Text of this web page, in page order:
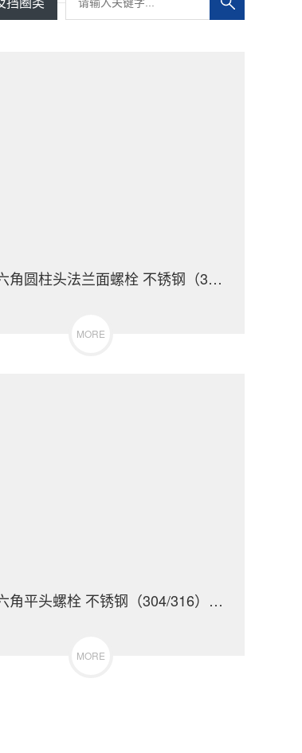
日照内六角圆柱头法兰面螺栓 不锈钢（304/316）碳钢 合金钢
MORE
日照内六角平头螺栓 不锈钢（304/316）碳钢 合金钢
MORE